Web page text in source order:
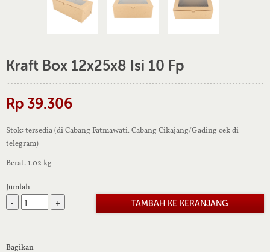
Kraft Box 12x25x8 Isi 10 Fp
Rp 39.306
Stok: tersedia (di Cabang Fatmawati. Cabang Cikajang/Gading cek di
telegram)
Berat: 1.02 kg
Jumlah
- +
Bagikan